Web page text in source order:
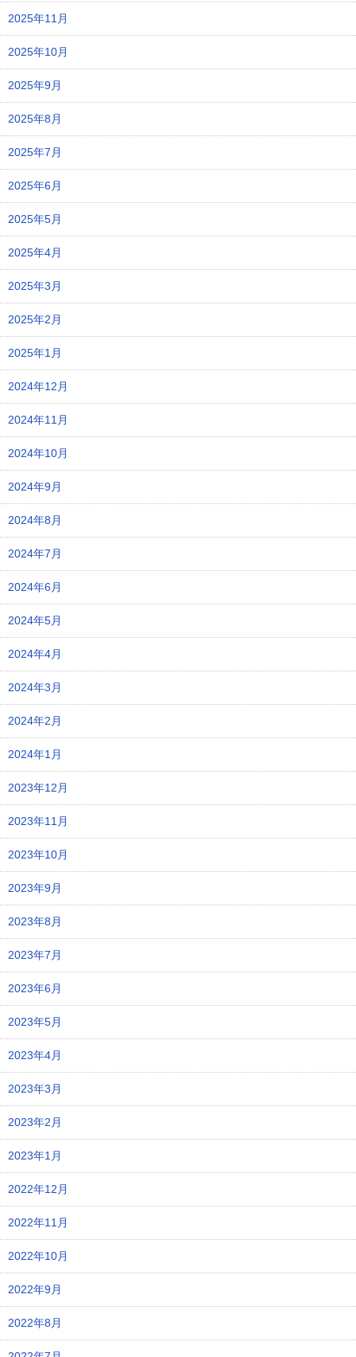
2025年11月
2025年10月
2025年9月
2025年8月
2025年7月
2025年6月
2025年5月
2025年4月
2025年3月
2025年2月
2025年1月
2024年12月
2024年11月
2024年10月
2024年9月
2024年8月
2024年7月
2024年6月
2024年5月
2024年4月
2024年3月
2024年2月
2024年1月
2023年12月
2023年11月
2023年10月
2023年9月
2023年8月
2023年7月
2023年6月
2023年5月
2023年4月
2023年3月
2023年2月
2023年1月
2022年12月
2022年11月
2022年10月
2022年9月
2022年8月